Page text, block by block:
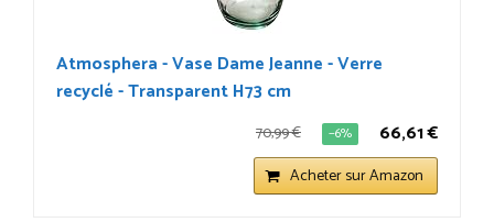
Atmosphera - Vase Dame Jeanne - Verre
recyclé - Transparent H73 cm
70,99 € −6% 66,61 €
Acheter sur Amazon